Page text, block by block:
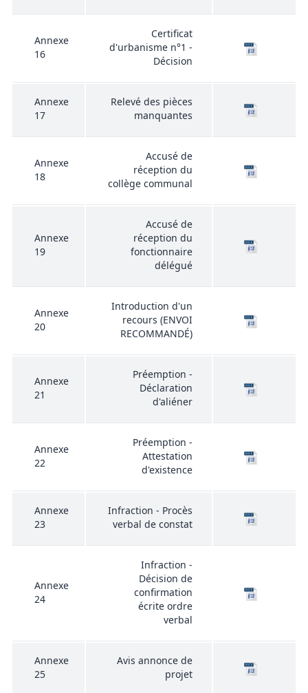
Annexe
16
Certificat
d'urbanisme n°1 -
Décision
Annexe
17
Relevé des pièces
manquantes
Annexe
18
Accusé de
réception du
collège communal
Annexe
19
Accusé de
réception du
fonctionnaire
délégué
Annexe
20
Introduction d'un
recours (ENVOI
RECOMMANDÉ)
Annexe
21
Préemption -
Déclaration
d'aliéner
Annexe
22
Préemption -
Attestation
d'existence
Annexe
23
Infraction - Procès
verbal de constat
Annexe
24
Infraction -
Décision de
confirmation
écrite ordre
verbal
Annexe
25
Avis annonce de
projet